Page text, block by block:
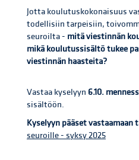
Jotta koulutuskokonaisuus
todellisiin tarpeisiin,
seuroilta - mitä viestinnän
mikä koulutussisältö tukee
viestinnän haasteita?
Vastaa kyselyyn 6.10.
sisältöön.
Kyselyyn pääset vastaamaan
seuroille - syksy 2025